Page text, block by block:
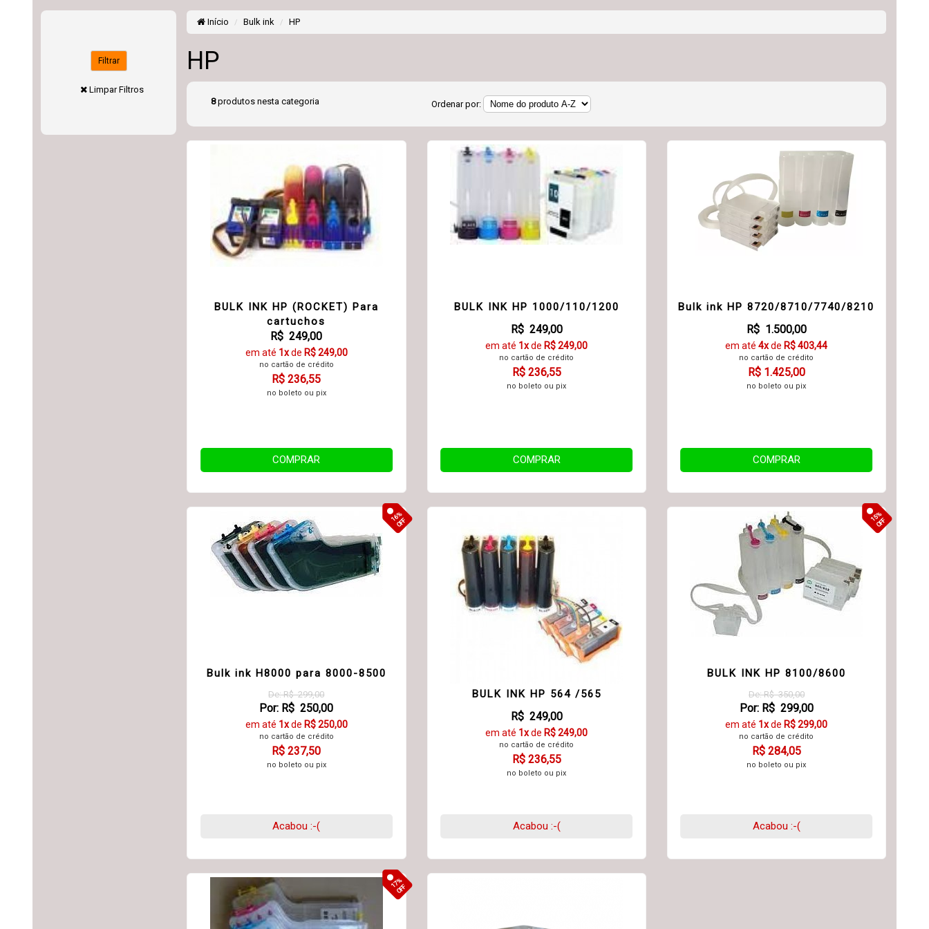
Filtrar
Limpar Filtros
Início Bulk ink HP
HP
8produtos nesta categoria Ordenar por:
BULK INK HP (ROCKET) Para
cartuchos
R$ 249,00
em até 1xde R$ 249,00
no cartão de crédito
R$ 236,55
no boleto ou pix
COMPRAR
BULK INK HP 1000/110/1200
R$ 249,00
em até 1xde R$ 249,00
no cartão de crédito
R$ 236,55
no boleto ou pix
COMPRAR
Bulk ink HP 8720/8710/7740/8210
R$ 1.500,00
em até4xde R$ 403,44
no cartão de crédito
R$ 1.425,00
no boleto ou pix
COMPRAR
Bulk ink H8000 para 8000-8500
16%OFF
De: R$ 299,00
Por: R$ 250,00
em até 1xde R$ 250,00
no cartão de crédito
R$ 237,50
no boleto ou pix
Acabou :-(
BULK INK HP 564 /565
R$ 249,00
em até 1xde R$ 249,00
no cartão de crédito
R$ 236,55
no boleto ou pix
Acabou :-(
BULK INK HP 8100/8600
15%OFF
De: R$ 350,00
Por: R$ 299,00
em até 1xde R$ 299,00
no cartão de crédito
R$ 284,05
no boleto ou pix
Acabou :-(
17%OFF